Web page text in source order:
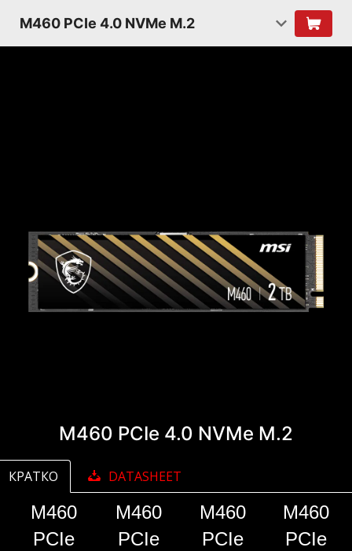
M460 PCIe 4.0 NVMe M.2
M460 PCIe 4.0 NVMe M.2
КРАТКО DATASHEET
M460
PCIe
M460
PCIe
M460
PCIe
M460
PCIe